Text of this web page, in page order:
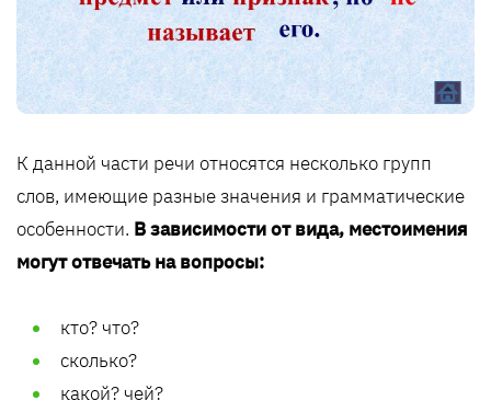
К данной части речи относятся несколько групп
слов, имеющие разные значения и грамматические
особенности. В зависимости от вида, местоимения
могут отвечать на вопросы:
кто? что?
сколько?
какой? чей?